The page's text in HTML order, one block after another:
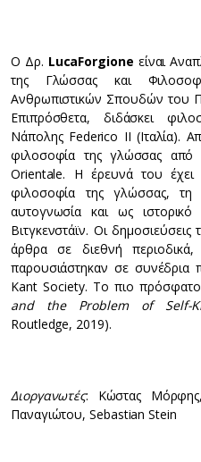
Ο Δρ. LucaForgione είναι
της Γλώσσας και
Ανθρωπιστικών Σπουδών του
Επιπρόσθετα, διδάσκει
Νάπολης Federico II (Ιταλία).
φιλοσοφία της γλώσσας από
Orientale. Η έρευνά του έχει
φιλοσοφία της γλώσσας,
αυτογνωσία και ως
Βιτγκενστάϊν. Οι
άρθρα σε διεθνή
παρουσιάστηκαν σε
Kant Society. Το πιο πρόσφατο
and the Problem of Self-
Routledge, 2019).
Διοργανωτές: Κώστας Μόρφης,
Παναγιώτου, Sebastian Stein